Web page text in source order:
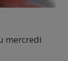
mercredi